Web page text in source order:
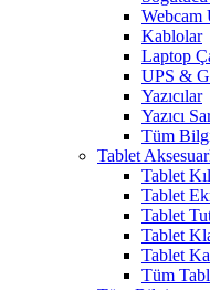
Webcam
Kablolar
Laptop
UPS &
Yazıcılar
Yazıcı
Tüm
Tablet
Tablet
Tablet
Tablet
Tablet
Tablet
Tüm